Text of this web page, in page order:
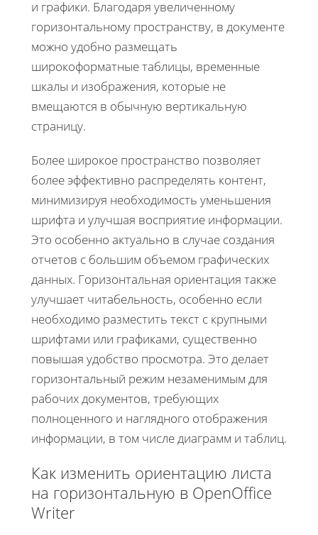
и графики. Благодаря увеличенному
горизонтальному пространству, в документе
можно удобно размещать
широкоформатные таблицы, временные
шкалы и изображения, которые не
вмещаются в обычную вертикальную
страницу.
Более широкое пространство позволяет
более эффективно распределять контент,
минимизируя необходимость уменьшения
шрифта и улучшая восприятие информации.
Это особенно актуально в случае создания
отчетов с большим объемом графических
данных. Горизонтальная ориентация также
улучшает читабельность, особенно если
необходимо разместить текст с крупными
шрифтами или графиками, существенно
повышая удобство просмотра. Это делает
горизонтальный режим незаменимым для
рабочих документов, требующих
полноценного и наглядного отображения
информации, в том числе диаграмм и таблиц.
Как изменить ориентацию листа
на горизонтальную в OpenOffice
Writer